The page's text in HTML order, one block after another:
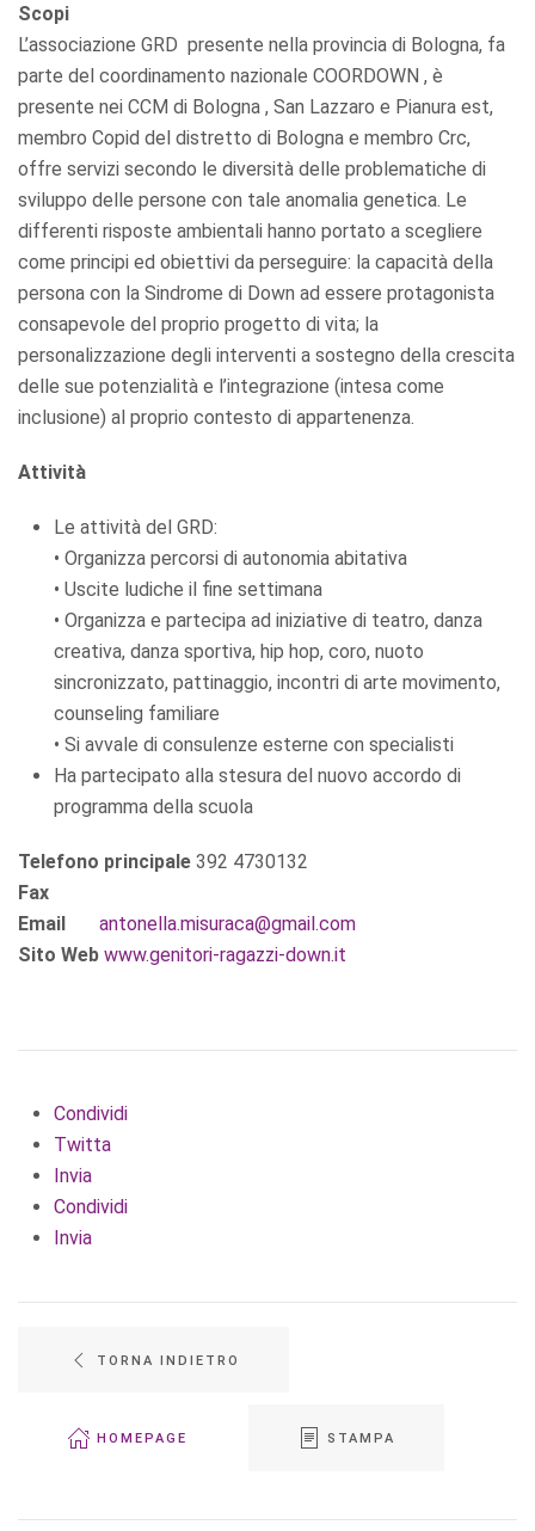
Scopi
L’associazione GRD presente nella provincia di Bologna, fa
parte del coordinamento nazionale COORDOWN , è
presente nei CCM di Bologna , San Lazzaro e Pianura est,
membro Copid del distretto di Bologna e membro Crc,
offre servizi secondo le diversità delle problematiche di
sviluppo delle persone con tale anomalia genetica. Le
differenti risposte ambientali hanno portato a scegliere
come principi ed obiettivi da perseguire: la capacità della
persona con la Sindrome di Down ad essere protagonista
consapevole del proprio progetto di vita; la
personalizzazione degli interventi a sostegno della crescita
delle sue potenzialità e l’integrazione (intesa come
inclusione) al proprio contesto di appartenenza.
Attività
Le attività del GRD:
• Organizza percorsi di autonomia abitativa
• Uscite ludiche il fine settimana
• Organizza e partecipa ad iniziative di teatro, danza
creativa, danza sportiva, hip hop, coro, nuoto
sincronizzato, pattinaggio, incontri di arte movimento,
counseling familiare
• Si avvale di consulenze esterne con specialisti
Ha partecipato alla stesura del nuovo accordo di
programma della scuola
Telefono principale 392 4730132
Fax
Email
antonella.misuraca@gmail.com
Sito Web www.genitori-ragazzi-down.it
Condividi
Twitta
Invia
Condividi
Invia
TORNA INDIETRO
HOMEPAGE STAMPA